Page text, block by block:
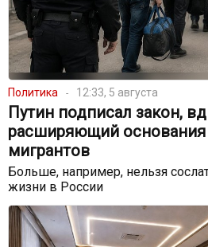
Политика 12:33, 5 августа
Путин подписал закон,
расширяющий
мигрантов
Больше, например, нельзя
жизни в России